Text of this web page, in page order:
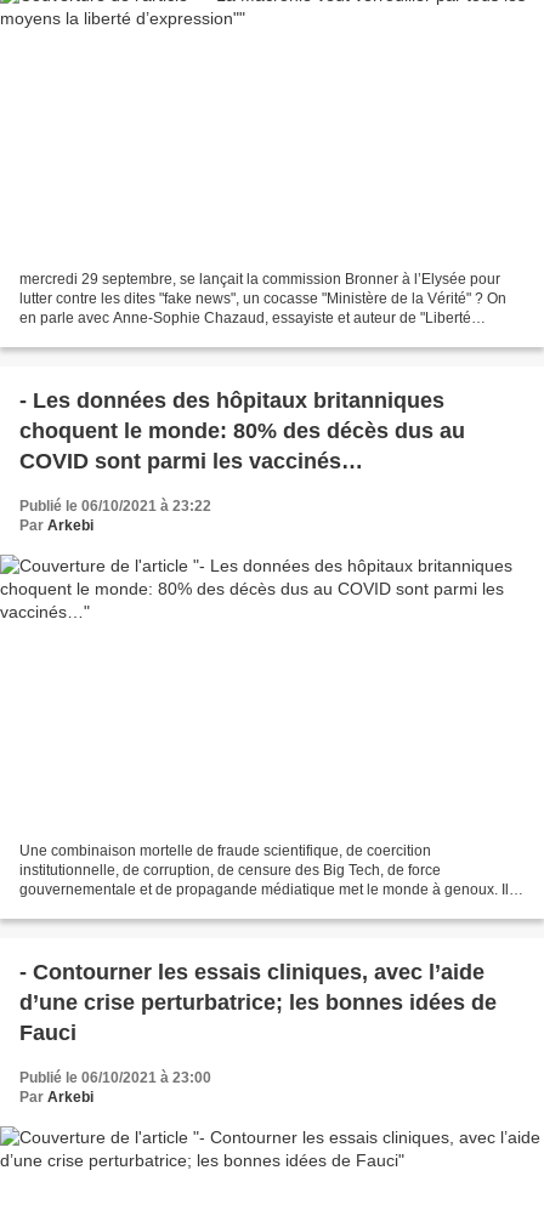
mercredi 29 septembre, se lançait la commission Bronner à l’Elysée pour
lutter contre les dites "fake news", un cocasse "Ministère de la Vérité" ? On
en parle avec Anne-Sophie Chazaud, essayiste et auteur de "Liberté
- Les données des hôpitaux britanniques
choquent le monde: 80% des décès dus au
COVID sont parmi les vaccinés…
Publié le 06/10/2021 à 23:22
Par Arkebi
Une combinaison mortelle de fraude scientifique, de coercition
institutionnelle, de corruption, de censure des Big Tech, de force
gouvernementale et de propagande médiatique met le monde à genoux. Il
- Contourner les essais cliniques, avec l’aide
d’une crise perturbatrice; les bonnes idées de
Fauci
Publié le 06/10/2021 à 23:00
Par Arkebi